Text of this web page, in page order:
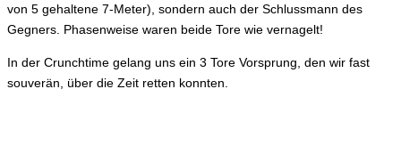
von 5 gehaltene 7-Meter), sondern auch der Schlussmann des
Gegners. Phasenweise waren beide Tore wie vernagelt!
In der Crunchtime gelang uns ein 3 Tore Vorsprung, den wir fast
souverän, über die Zeit retten konnten.